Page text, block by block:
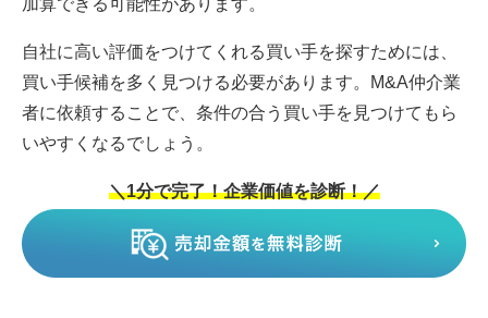
自社に高い評価をつけてくれる買い手を探すためには、
買い手候補を多く見つける必要があります。M&A仲介業
者に依頼することで、条件の合う買い手を見つけてもら
いやすくなるでしょう。
＼1分で完了！企業価値を診断！／